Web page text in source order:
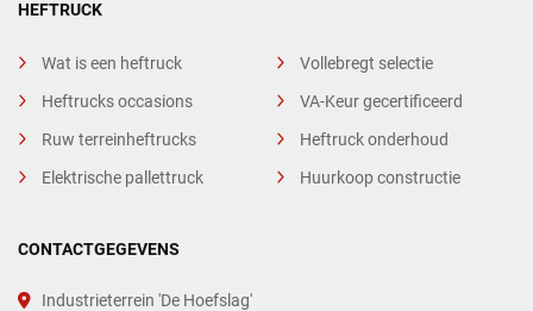
HEFTRUCK
Wat is een heftruck
Heftrucks occasions
Ruw terreinheftrucks
Elektrische pallettruck
Vollebregt selectie
VA-Keur gecertificeerd
Heftruck onderhoud
Huurkoop constructie
CONTACTGEGEVENS
Industrieterrein 'De Hoefslag'